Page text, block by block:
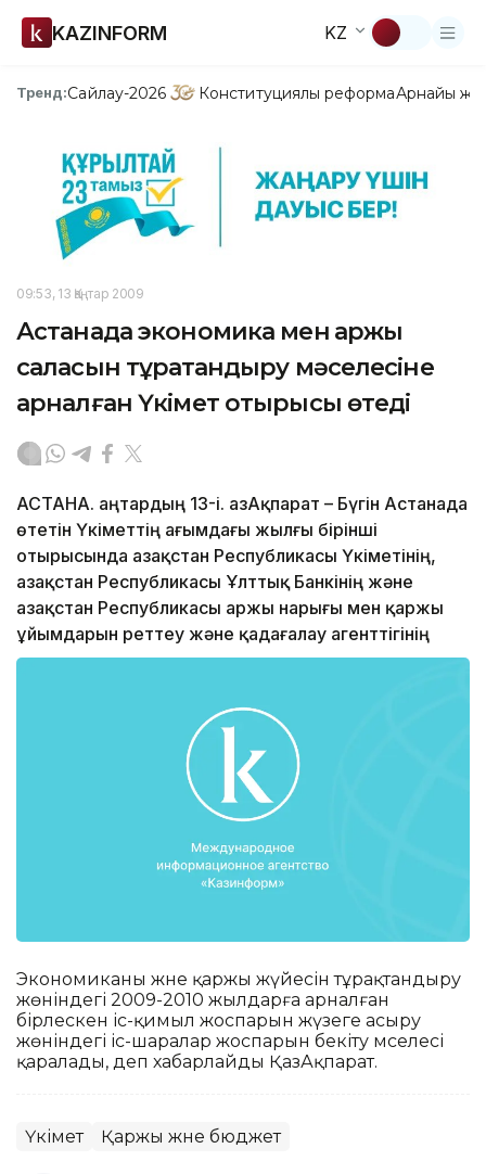
KAZINFORM KZ
Тренд:Сайлау-2026 Конституциялық реформаАрнайы
09:53, 13 Қаңтар 2009
Астанада экономика мен қаржы
саласын тұрақтандыру мәселесіне
арналған Үкімет отырысы өтеді
АСТАНА. Қаңтардың 13-і. ҚазАқпарат – Бүгін Астанада
өтетін Үкіметтің ағымдағы жылғы бірінші
отырысында Қазақстан Республикасы Үкіметінің,
Қазақстан Республикасы Ұлттық Банкінің және
Қазақстан Республикасы Қаржы нарығы мен қаржы
ұйымдарын реттеу және қадағалау агенттігінің
Экономиканы және қаржы жүйесін тұрақтандыру
жөніндегі 2009-2010 жылдарға арналған
бірлескен іс-қимыл жоспарын жүзеге асыру
жөніндегі іс-шаралар жоспарын бекіту мәселесі
қаралады, деп хабарлайды ҚазАқпарат.
Үкімет Қаржы және бюджет